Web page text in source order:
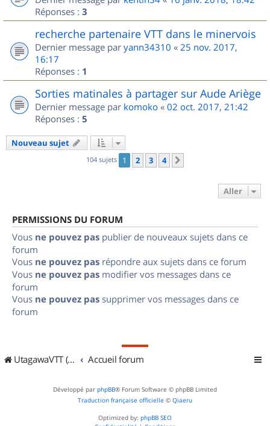
Réponses : 3
recherche partenaire VTT dans le minervois
Dernier message par yann34310 « 25 nov. 2017,
16:17
Réponses : 1
Sorties matinales à partager sur Aude Ariège
Dernier message par komoko « 02 oct. 2017, 21:42
Réponses : 5
Nouveau sujet
104 sujets 1 2 3 4
Aller
PERMISSIONS DU FORUM
Vous ne pouvez pas publier de nouveaux sujets dans ce
forum
Vous ne pouvez pas répondre aux sujets dans ce forum
Vous ne pouvez pas modifier vos messages dans ce
forum
Vous ne pouvez pas supprimer vos messages dans ce
forum
UtagawaVTT (Randos VTT et VTTAE avec traces GPS) Accueil forum
Développé par phpBB® Forum Software © phpBB Limited
Traduction française officielle © Qiaeru
Optimized by: phpBB SEO